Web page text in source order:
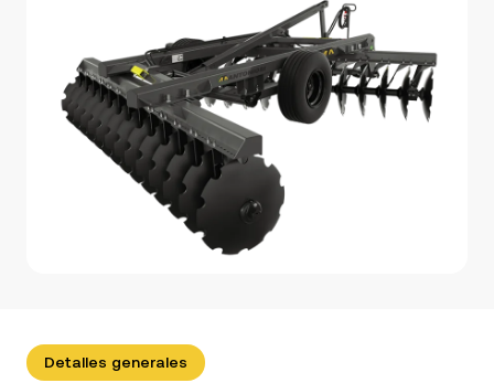
Detalles generales